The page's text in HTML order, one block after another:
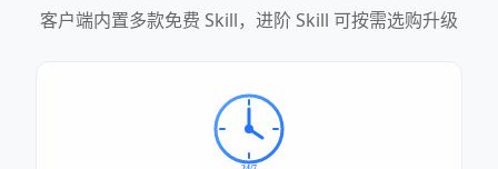
客户端内置多款免费 Skill，进阶 Skill 可按需选购升级